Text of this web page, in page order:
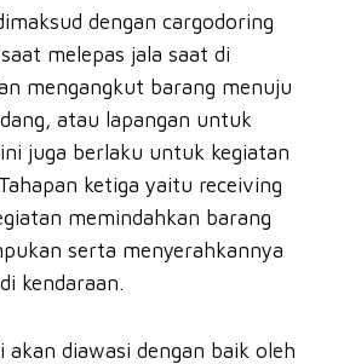
dengan cargodoring
melepas jala saat di
mengangkut barang menuju
atau lapangan untuk
juga berlaku untuk kegiatan
ketiga yaitu receiving
memindahkan barang
serta menyerahkannya
kendaraan.
akan diawasi dengan baik oleh